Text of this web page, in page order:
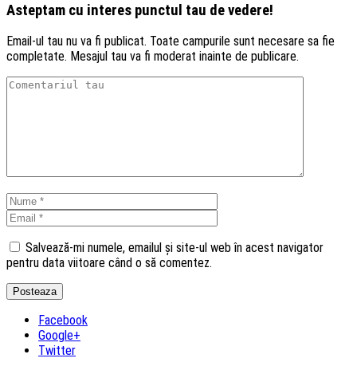
Asteptam cu interes punctul tau de vedere!
Email-ul tau nu va fi publicat. Toate campurile sunt necesare sa fie
completate. Mesajul tau va fi moderat inainte de publicare.
Salvează-mi numele, emailul și site-ul web în acest navigator
pentru data viitoare când o să comentez.
Facebook
Google+
Twitter